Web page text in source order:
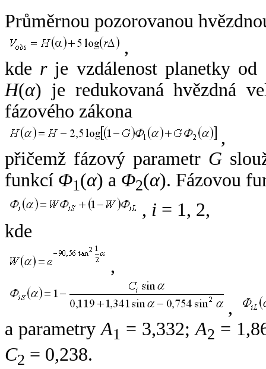
Průměrnou pozorovanou
,
kde rje vzdálenost planetky od
H(α) je redukovaná hvězdná
fázového zákona
,
přičemž fázový parametr G
funkcí Φ1(α) a Φ2(α). Fázovou
, i = 1, 2,
kde
,
,
a parametryA1 = 3,332;A2 =
C2 = 0,238.